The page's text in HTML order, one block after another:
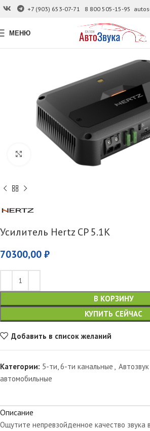
+7 (903) 653-07-71 8 800 505-15-95
МЕНЮ
Увеличить
Усилитель Hertz CP 5.1K
70300,00 ₽
В КОРЗИНУ
КУПИТЬ СЕЙЧАС
Добавить в список желаний
Категории: 5-ти, 6-ти канальные , Автозвук
автомобильные
Описание
Ощутите непревзойденное качество звука